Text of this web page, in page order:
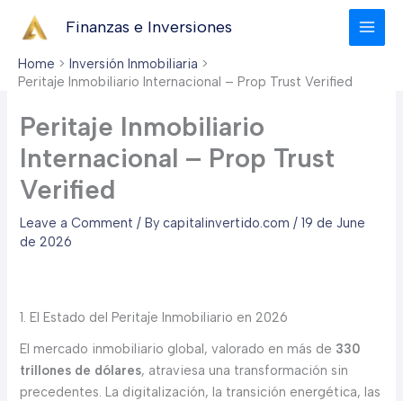
Finanzas e Inversiones
Home
Inversión Inmobiliaria
Peritaje Inmobiliario Internacional – Prop Trust Verified
Peritaje Inmobiliario
Internacional – Prop Trust
Verified
Leave a Comment / Bycapitalinvertido.com/19 de June
de 2026
1. El Estado del Peritaje Inmobiliario en 2026
El mercado inmobiliario global, valorado en más de 330
trillones de dólares, atraviesa una transformación sin
precedentes. La digitalización, la transición energética, las